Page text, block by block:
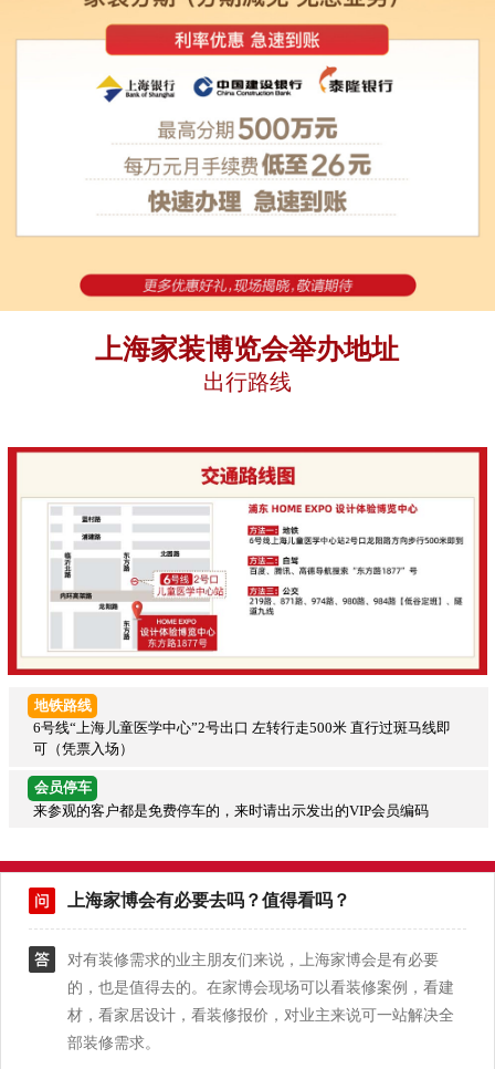
上海家装博览会举办地址
出行路线
地铁路线
6号线“上海儿童医学中心”2号出口 左转行走500米 直行过斑马线即
可（凭票入场）
会员停车
来参观的客户都是免费停车的，来时请出示发出的VIP会员编码
上海家博会有必要去吗？值得看吗？
对有装修需求的业主朋友们来说，上海家博会是有必要
的，也是值得去的。在家博会现场可以看装修案例，看建
材，看家居设计，看装修报价，对业主来说可一站解决全
部装修需求。